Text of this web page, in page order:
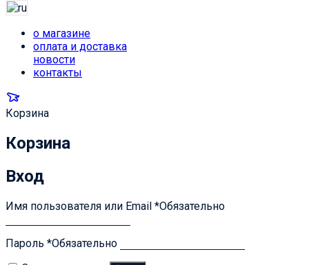
о магазине
оплата и доставка
новости
контакты
Корзина
Корзина
Вход
Имя пользователя или Email *Обязательно
Пароль *Обязательно